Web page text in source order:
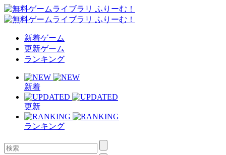
新着ゲーム
更新ゲーム
ランキング
新着
更新
ランキング